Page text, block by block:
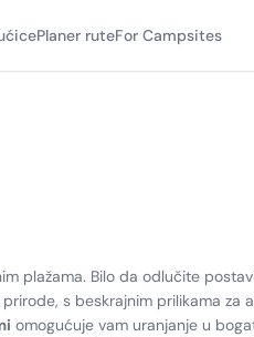
Planer ruteFor Campsites
plažama. Bilo da odlučite
s beskrajnim prilikama
omogućuje vam uranjanje u